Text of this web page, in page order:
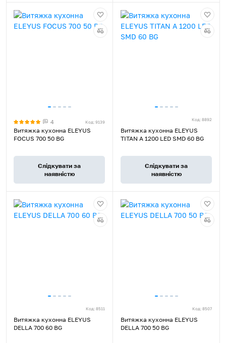
4 Код: 9139
Витяжка кухонна ELEYUS
FOCUS 700 50 BG
Слідкувати за
наявністю
Код: 8892
Витяжка кухонна ELEYUS
TITAN A 1200 LED SMD 60 BG
Слідкувати за
наявністю
Код: 8511
Витяжка кухонна ELEYUS
DELLA 700 60 BG
Код: 8507
Витяжка кухонна ELEYUS
DELLA 700 50 BG